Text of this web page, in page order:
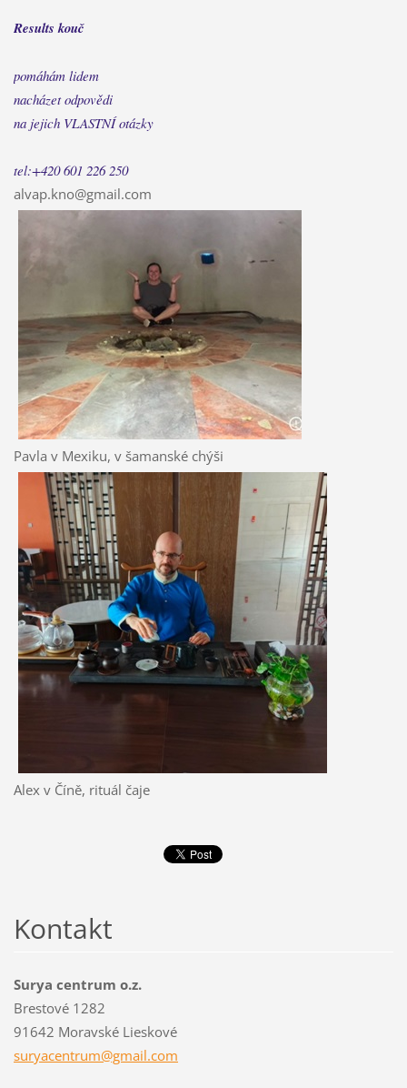
Results kouč
pomáhám lidem
nacházet odpovědi
na jejich VLASTNÍ otázky
tel:+420 601 226 250
alvap.kno@gmail.com
Pavla v Mexiku, v šamanské chýši
Alex v Číně, rituál čaje
Kontakt
Surya centrum o.z.
Brestové 1282
91642 Moravské Lieskové
suryacentrum@gmail.com